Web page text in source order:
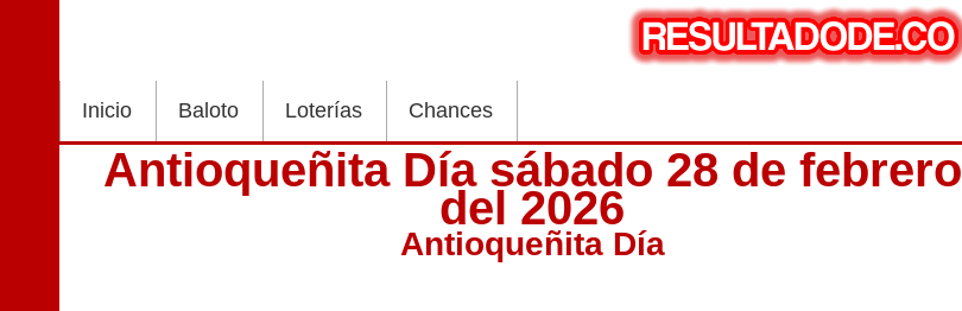
Inicio Baloto Loterías Chances
Antioqueñita Día sábado 28 de febrero
del 2026
Antioqueñita Día